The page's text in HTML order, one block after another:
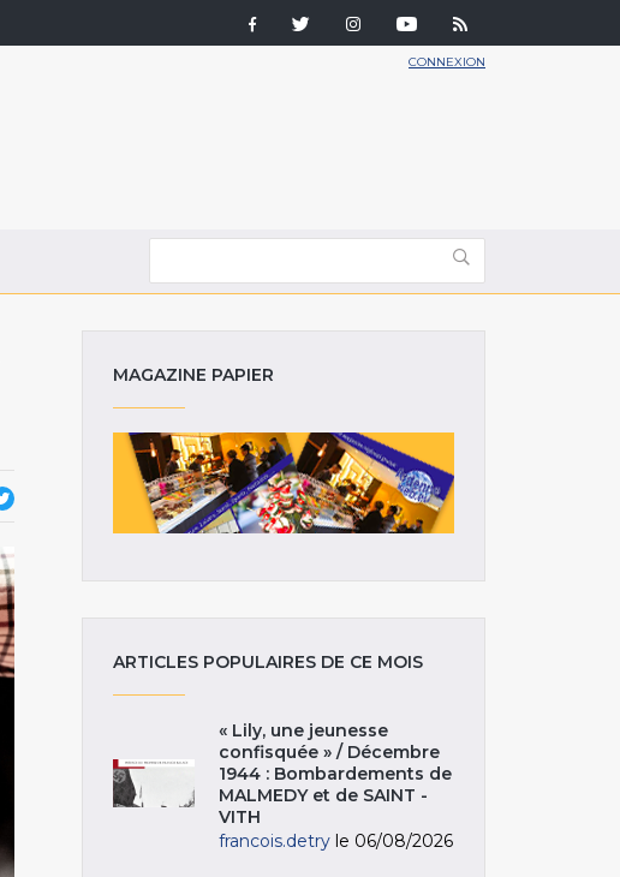
CONNEXION
MAGAZINE PAPIER
ARTICLES POPULAIRES DE CE MOIS
« Lily, une jeunesse
confisquée » / Décembre
1944 : Bombardements de
MALMEDY et de SAINT -
VITH
francois.detry le 06/08/2026